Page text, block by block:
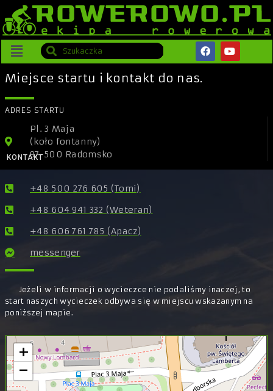
Miejsce startu i kontakt do nas.
ADRES STARTU
Pl. 3 Maja
(koło fontanny)
97-500 Radomsko
KONTAKT
+48 500 276 605 (Tomi)
+48 604 941 332 (Weteran)
+48 606 761 785 (Apacz)
messenger
Jeżeli w informacji o wycieczce nie podaliśmy inaczej, to
start naszych wycieczek odbywa się w miejscu wskazanym na
poniższej mapie.
+
−